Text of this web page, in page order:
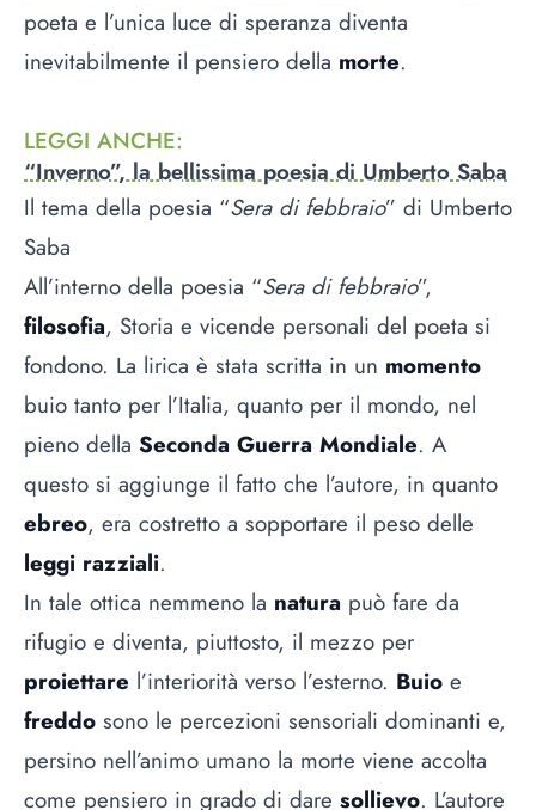
poeta e l’unica luce di speranza diventa
inevitabilmente il pensiero della morte.
LEGGI ANCHE:
“Inverno”, la bellissima poesia di Umberto Saba
Il tema della poesia “Sera di febbraio” di Umberto
Saba
All’interno della poesia “Sera di febbraio”,
filosofia, Storia e vicende personali del poeta si
fondono. La lirica è stata scritta in un momento
buio tanto per l’Italia, quanto per il mondo, nel
pieno della Seconda Guerra Mondiale. A
questo si aggiunge il fatto che l’autore, in quanto
ebreo, era costretto a sopportare il peso delle
leggi razziali.
In tale ottica nemmeno la natura può fare da
rifugio e diventa, piuttosto, il mezzo per
proiettare l’interiorità verso l’esterno. Buio e
freddo sono le percezioni sensoriali dominanti e,
persino nell’animo umano la morte viene accolta
come pensiero in grado di dare sollievo. L’autore